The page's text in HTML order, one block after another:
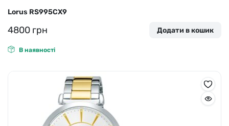
Lorus RS995CX9
4800 грн Додати в кошик
В наявності